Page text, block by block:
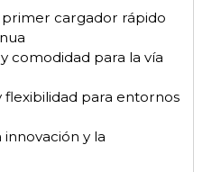
cargador rápido
comodidad para la vía
flexibilidad para entornos
y la